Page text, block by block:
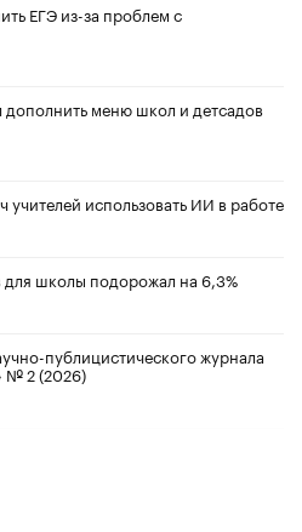
ЕГЭ из-за проблем с
меню школ и детсадов
учителей использовать ИИ в работе
школы подорожал на 6,3%
публицистического журнала
№ 2 (2026)